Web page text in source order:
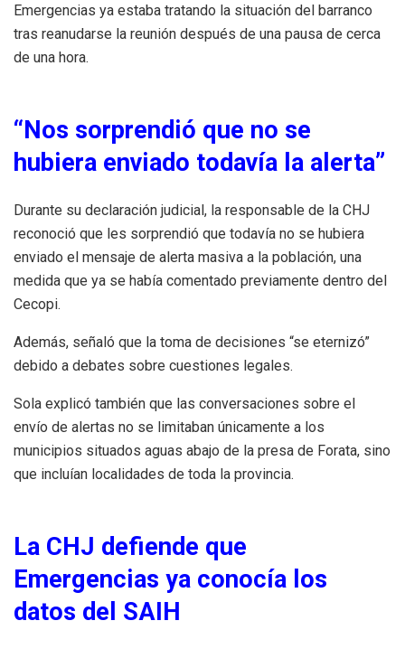
Emergencias ya estaba tratando la situación del barranco
tras reanudarse la reunión después de una pausa de cerca
de una hora.
“Nos sorprendió que no se
hubiera enviado todavía la alerta”
Durante su declaración judicial, la responsable de la CHJ
reconoció que les sorprendió que todavía no se hubiera
enviado el mensaje de alerta masiva a la población, una
medida que ya se había comentado previamente dentro del
Cecopi.
Además, señaló que la toma de decisiones “se eternizó”
debido a debates sobre cuestiones legales.
Sola explicó también que las conversaciones sobre el
envío de alertas no se limitaban únicamente a los
municipios situados aguas abajo de la presa de Forata, sino
que incluían localidades de toda la provincia.
La CHJ defiende que
Emergencias ya conocía los
datos del SAIH